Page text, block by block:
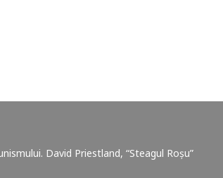
David Priestland, “Steagul Roşu”